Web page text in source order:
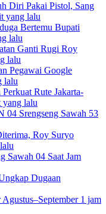
Diri Pakai Pistol, Sang
yang lalu
Bertemu Bupati
lalu
Ganti Rugi Roy
lalu
Pegawai Google
lalu
Rute Jakarta-
yang lalu
04 Srengseng Sawah 53
Roy Suryo
Sawah 04 Saat Jam
Dugaan
1 jam